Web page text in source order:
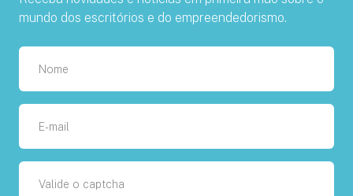
mundo dos escritórios e do empreendedorismo.